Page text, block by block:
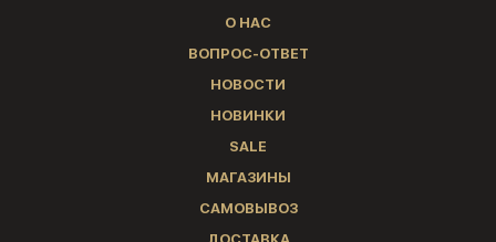
О НАС
ВОПРОС-ОТВЕТ
НОВОСТИ
НОВИНКИ
SALE
МАГАЗИНЫ
САМОВЫВОЗ